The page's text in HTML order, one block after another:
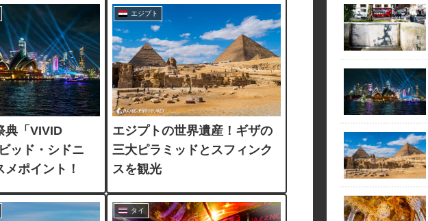
典「VIVID
ッド・シドニ
ポイント！
エジプト
エジプトの世界遺産！ギザの
三大ピラミッドとスフィンク
スを観光
タイ